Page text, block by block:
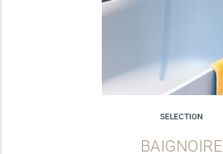
SELECTION
BAIGNOIRE